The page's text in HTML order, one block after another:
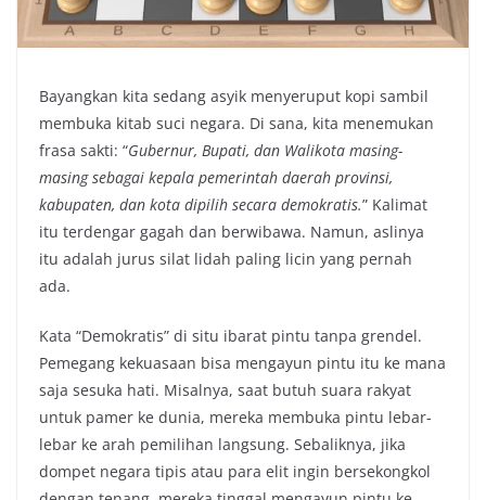
Bayangkan kita sedang asyik menyeruput kopi sambil
membuka kitab suci negara. Di sana, kita menemukan
frasa sakti: “Gubernur, Bupati, dan Walikota masing-
masing sebagai kepala pemerintah daerah provinsi,
kabupaten, dan kota dipilih secara demokratis.” Kalimat
itu terdengar gagah dan berwibawa. Namun, aslinya
itu adalah jurus silat lidah paling licin yang pernah
ada.
Kata “Demokratis” di situ ibarat pintu tanpa grendel.
Pemegang kekuasaan bisa mengayun pintu itu ke mana
saja sesuka hati. Misalnya, saat butuh suara rakyat
untuk pamer ke dunia, mereka membuka pintu lebar-
lebar ke arah pemilihan langsung. Sebaliknya, jika
dompet negara tipis atau para elit ingin bersekongkol